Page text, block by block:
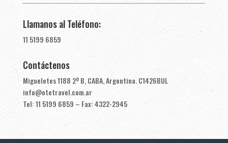
Llamanos al Teléfono:
11 5199 6859
Contáctenos
Migueletes 1188 2º B, CABA, Argentina. C1426BUL
info@otetravel.com.ar
Tel: 11 5199 6859 – Fax: 4322-2945